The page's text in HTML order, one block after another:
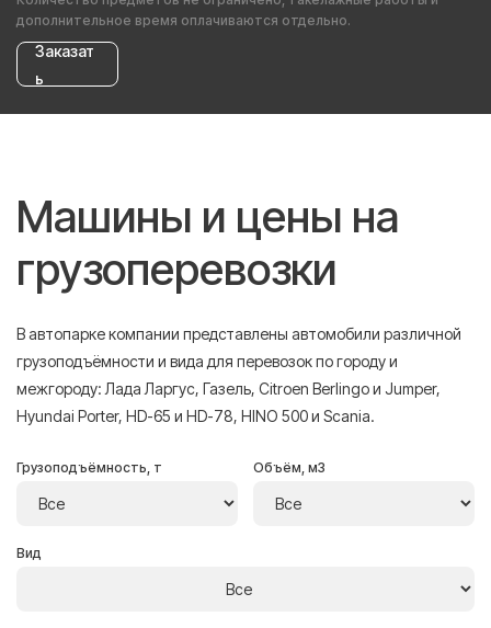
дополнительное время оплачиваются отдельно.
Заказат
ь
Машины и цены на
грузоперевозки
В автопарке компании представлены автомобили различной
грузоподъёмности и вида для перевозок по городу и
межгороду: Лада Ларгус, Газель, Citroen Berlingo и Jumper,
Hyundai Porter, HD-65 и HD-78, HINO 500 и Scania.
Грузоподъёмность, т Объём, м3
Вид